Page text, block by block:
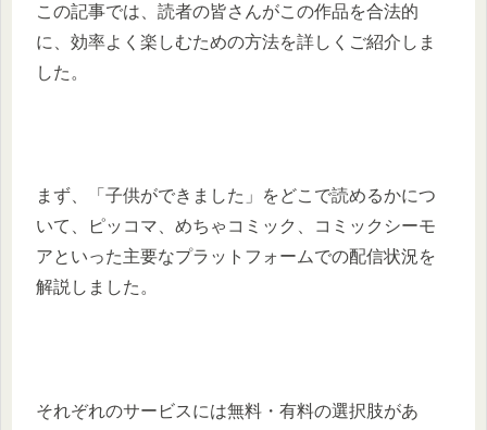
この記事では、読者の皆さんがこの作品を合法的
に、効率よく楽しむための方法を詳しくご紹介しま
した。
まず、「子供ができました」をどこで読めるかにつ
いて、ピッコマ、めちゃコミック、コミックシーモ
アといった主要なプラットフォームでの配信状況を
解説しました。
それぞれのサービスには無料・有料の選択肢があ